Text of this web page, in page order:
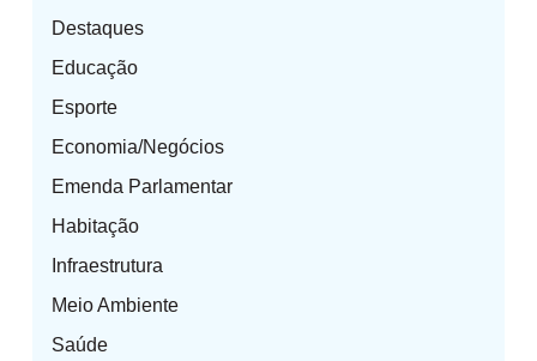
Destaques
Educação
Esporte
Economia/Negócios
Emenda Parlamentar
Habitação
Infraestrutura
Meio Ambiente
Saúde